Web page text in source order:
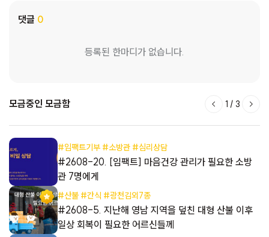
댓글 0
등록된 한마디가 없습니다.
모금중인 모금함 1 / 3
#임팩트기부 #소방관 #심리상담
#2608-20. [임팩트] 마음건강 관리가 필요한 소방
관 7명에게
#산불 #간식 #광천김외7종
#2608-5. 지난해 영남 지역을 덮친 대형 산불 이후
일상 회복이 필요한 어르신들께